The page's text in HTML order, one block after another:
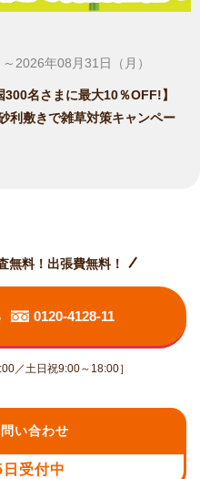
2026年08月31日（月）
名さまに最大10％OFF!】
利敷きで雑草対策キャンペー
無料！出張費無料！
0120-4128-11
／土日祝9:00～18:00］
い合わせ
受付中